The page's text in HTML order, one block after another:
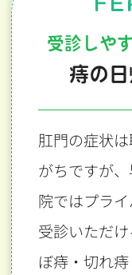
受診しや
痔の
肛門の症状
がちですが
院ではプラ
受診いただ
ぼ痔・切れ